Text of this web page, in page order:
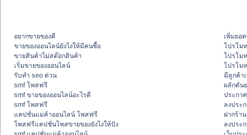
อยากขายของดี
ขายของออนไลน์ยังไงให้มีคนซื้อ
ขายสินค้าไม่สต๊อกสินค้า
เริ่มขายของออนไลน์
รับทำ seo ด่วน
smf โพสฟรี
smf ขายของออนไลน์อะไรดี
smf โพสฟรี
แคปชั่นแม่ค้าออนไลน์ โพสฟรี
โพสฟรีแคปชั่นโพสขายของยังไงให้ปัง
เพิ่มยอด
โปรโม
โปรโม
โปรโม
มีลูกค้า
ผลักดัน
ประกา
ลงประ
ฝากร้า
ลงประ